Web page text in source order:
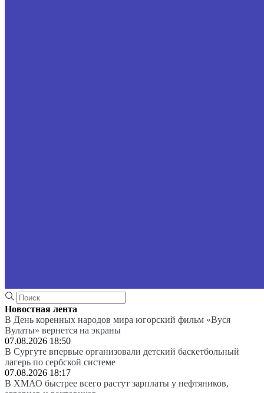
Новостная лента
В День коренных народов мира югорский фильм «Вуся
Вулаты» вернется на экраны
07.08.2026 18:50
В Сургуте впервые организовали детский баскетбольный
лагерь по сербской системе
07.08.2026 18:17
В ХМАО быстрее всего растут зарплаты у нефтяников,